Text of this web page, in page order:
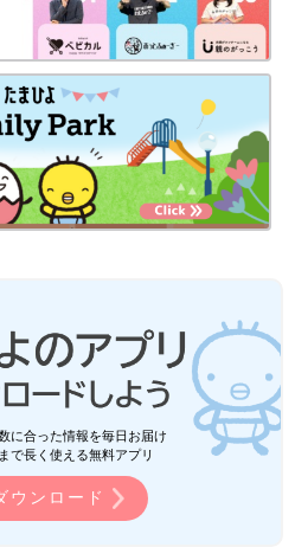
に合った情報を毎日お届け
で長く使える無料アプリ
ウンロード